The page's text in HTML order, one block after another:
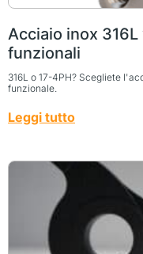
Acciaio inox
funzionali
316L o 17-4PH? Scegliete
funzionale.
Leggi tutto